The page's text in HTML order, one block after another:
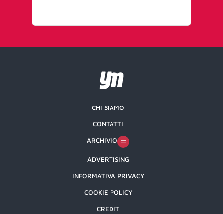
CHI SIAMO
CONTATTI
ARCHIVIO
ADVERTISING
INFORMATIVA PRIVACY
COOKIE POLICY
CREDIT